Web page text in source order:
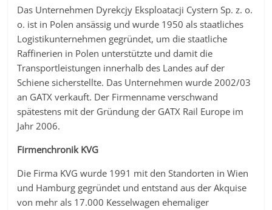
Das Unternehmen Dyrekcjy Eksploatacji Cystern Sp. z. o.
o. ist in Polen ansässig und wurde 1950 als staatliches
Logistikunternehmen gegründet, um die staatliche
Raffinerien in Polen unterstützte und damit die
Transportleistungen innerhalb des Landes auf der
Schiene sicherstellte. Das Unternehmen wurde 2002/03
an GATX verkauft. Der Firmenname verschwand
spätestens mit der Gründung der GATX Rail Europe im
Jahr 2006.
Firmenchronik KVG
Die Firma KVG wurde 1991 mit den Standorten in Wien
und Hamburg gegründet und entstand aus der Akquise
von mehr als 17.000 Kesselwagen ehemaliger